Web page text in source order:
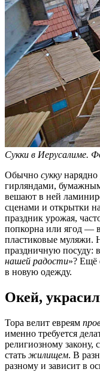
Сукки в Иерусалиме.
Обычно сукку
гирляндами,
вешают в ней
сценами и открытки
праздник урожая,
попкорна или ягод —
пластиковые муляжи.
праздничную посуду:
нашей радости»? Ещё
в новую одежду.
Окей,
Тора велит евреям
именно требуется
религиозному закону,
стать жилищем. В
разному и зависит в